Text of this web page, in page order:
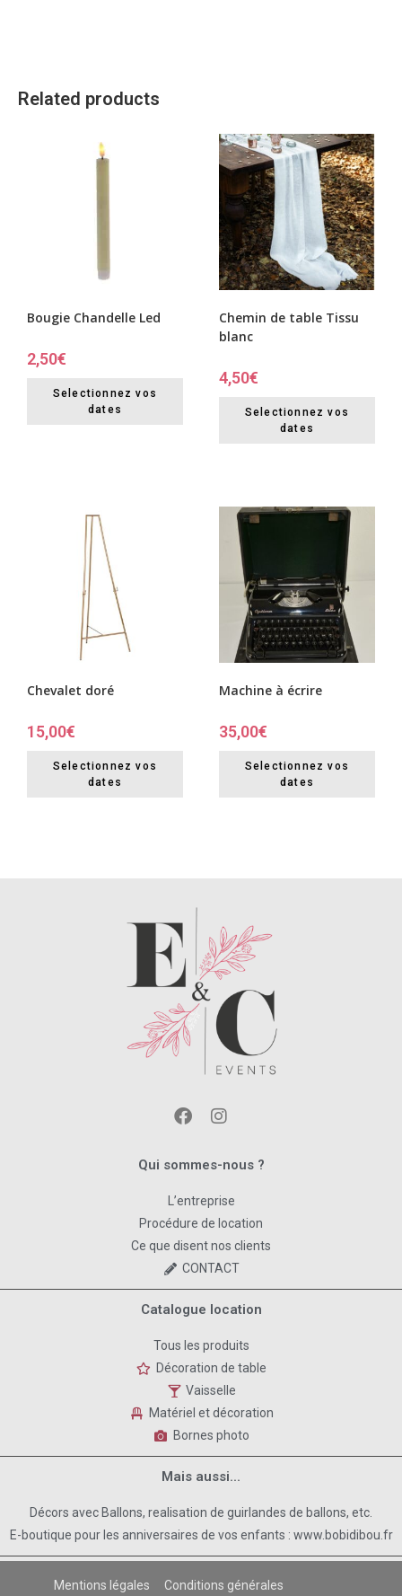
Related products
Bougie Chandelle Led
2,50€
Selectionnez vos
dates
Chemin de table Tissu
blanc
4,50€
Selectionnez vos
dates
Chevalet doré
15,00€
Selectionnez vos
dates
Machine à écrire
35,00€
Selectionnez vos
dates
Qui sommes-nous ?
L’entreprise
Procédure de location
Ce que disent nos clients
CONTACT
Catalogue location
Tous les produits
Décoration de table
Vaisselle
Matériel et décoration
Bornes photo
Mais aussi...
Décors avec Ballons, realisation de guirlandes de ballons, etc.
E-boutique pour les anniversaires de vos enfants : www.bobidibou.fr
Mentions légales Conditions générales